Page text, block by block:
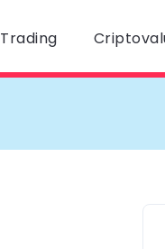
Trading